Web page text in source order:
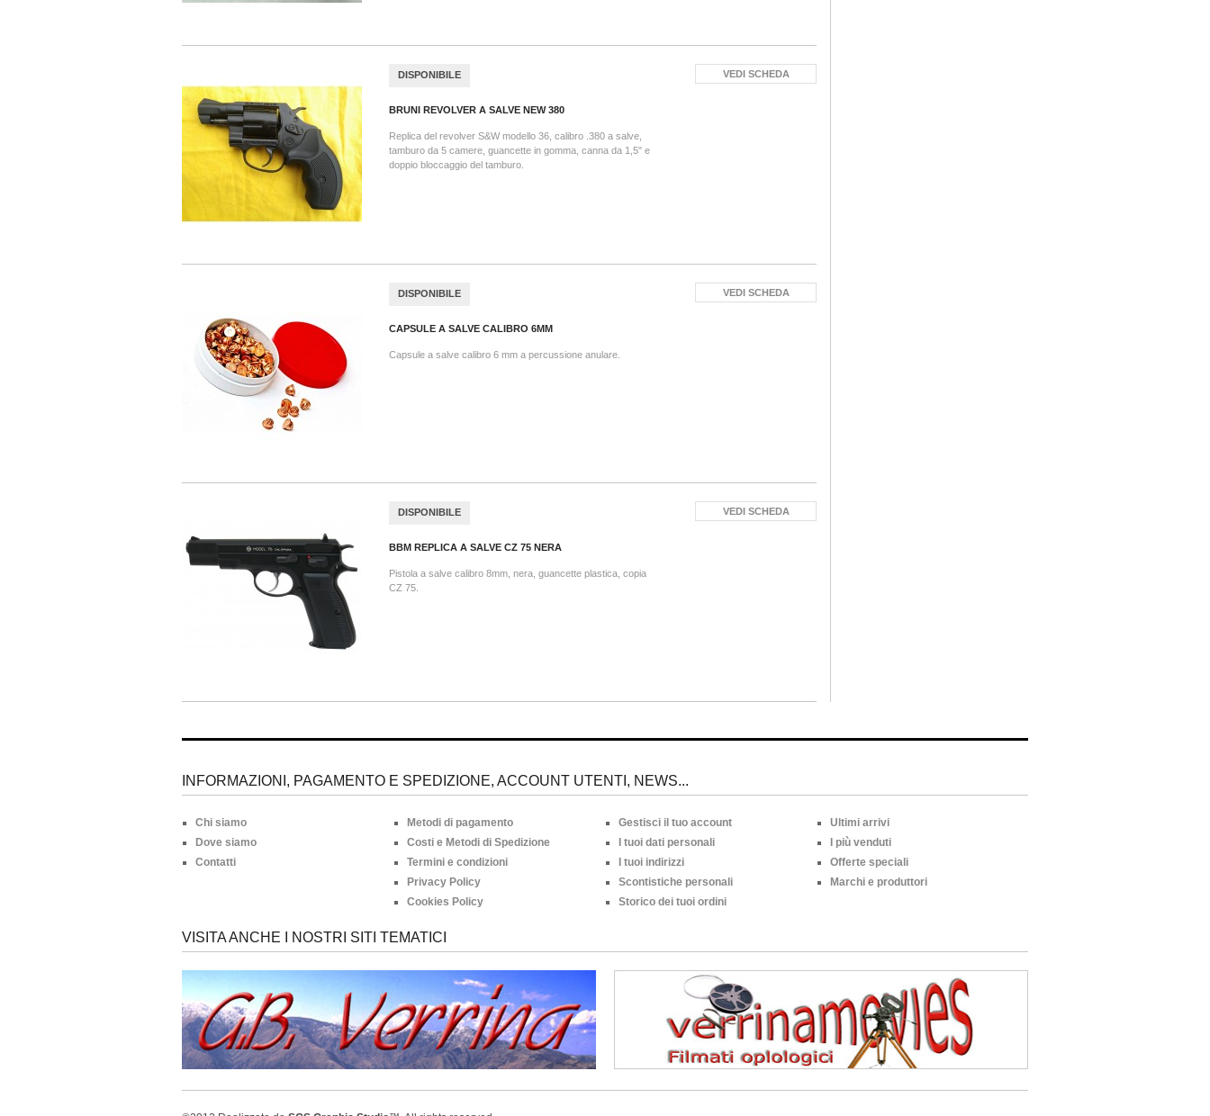
DISPONIBILE
BRUNI REVOLVER A SALVE NEW 380
Replica del revolver S&W modello 36, calibro .380 a salve,
tamburo da 5 camere, guancette in gomma, canna da 1,5" e
doppio bloccaggio del tamburo.
VEDI SCHEDA
DISPONIBILE
CAPSULE A SALVE CALIBRO 6MM
Capsule a salve calibro 6 mm a percussione anulare.
VEDI SCHEDA
DISPONIBILE
BBM REPLICA A SALVE CZ 75 NERA
Pistola a salve calibro 8mm, nera, guancette plastica, copia
CZ 75.
VEDI SCHEDA
INFORMAZIONI, PAGAMENTO E SPEDIZIONE, ACCOUNT UTENTI, NEWS...
Chi siamo
Dove siamo
Contatti
Metodi di pagamento
Costi e Metodi di Spedizione
Termini e condizioni
Privacy Policy
Cookies Policy
Gestisci il tuo account
I tuoi dati personali
I tuoi indirizzi
Scontistiche personali
Storico dei tuoi ordini
Ultimi arrivi
I più venduti
Offerte speciali
Marchi e produttori
VISITA ANCHE I NOSTRI SITI TEMATICI